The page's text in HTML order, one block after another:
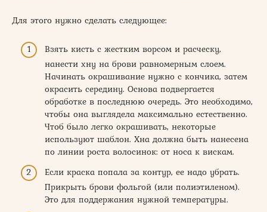
Для этого нужно сделать следующее:
Взять кисть с жестким ворсом и расческу,
нанести хну на брови равномерным слоем.
Начинать окрашивание нужно с кончика, затем
окрасить середину. Основа подвергается
обработке в последнюю очередь. Это необходимо,
чтобы она выглядела максимально естественно.
Чтоб было легко окрашивать, некоторые
используют шаблон. Хна должна быть нанесена
по линии роста волосинок: от носа к вискам.
Если краска попала за контур, ее надо убрать.
Прикрыть брови фольгой (или полиэтиленом).
Это для поддержания нужной температуры.